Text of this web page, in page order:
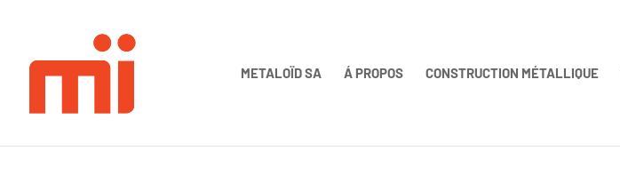
METALOÏD SA Á PROPOS CONSTRUCTION MÉTALLIQUE